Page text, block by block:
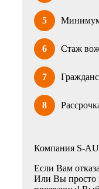
5 Минимум
6 Стаж
7
8
Компания S-
Если Вам
Или Вы просто